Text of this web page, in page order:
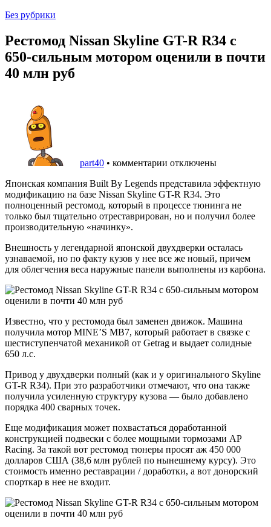
Без рубрики
Рестомод Nissan Skyline GT-R R34 с
650-сильным мотором оценили в почти
40 млн руб
part40 • комментарии отключены
Японская компания Built By Legends представила эффектную
модификацию на базе Nissan Skyline GT-R R34. Это
полноценный рестомод, который в процессе тюнинга не
только был тщательно отреставрирован, но и получил более
производительную «начинку».
Внешность у легендарной японской двухдверки осталась
узнаваемой, но по факту кузов у нее все же новый, причем
для облегчения веса наружные панели выполнены из карбона.
Известно, что у рестомода был заменен движок. Машина
получила мотор MINE’S MB7, который работает в связке с
шестиступенчатой механикой от Getrag и выдает солидные
650 л.с.
Привод у двухдверки полный (как и у оригинального Skyline
GT-R R34). При это разработчики отмечают, что она также
получила усиленную структуру кузова — было добавлено
порядка 400 сварных точек.
Еще модификация может похвастаться доработанной
конструкцией подвески с более мощными тормозами AP
Racing. За такой вот рестомод тюнеры просят аж 450 000
долларов США (38,6 млн рублей по нынешнему курсу). Это
стоимость именно реставрации / доработки, а вот донорский
спорткар в нее не входит.